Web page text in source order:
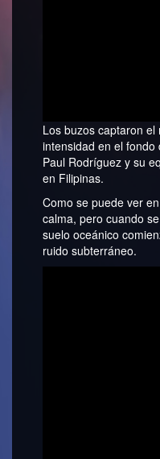
Los buzos captaron
intensidad en el
Paul Rodríguez y su
en Filipinas.
Como se puede ver
calma, pero cuando
suelo oceánico
ruido subterráneo.